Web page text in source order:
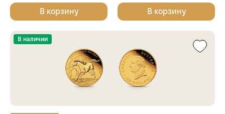
В корзину В корзину
В наличии